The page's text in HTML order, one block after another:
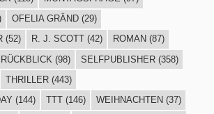
OFELIA GRÄND(29)
(52) R. J. SCOTT(42) ROMAN (87)
RÜCKBLICK (98) SELFPUBLISHER(358)
THRILLER(443)
(144) TTT(146) WEIHNACHTEN (37)